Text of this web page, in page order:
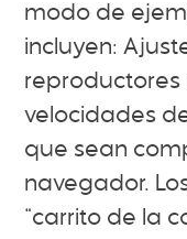
modo de
incluyen:
reproductores
velocidades
que sean
navegador.
“carrito de la